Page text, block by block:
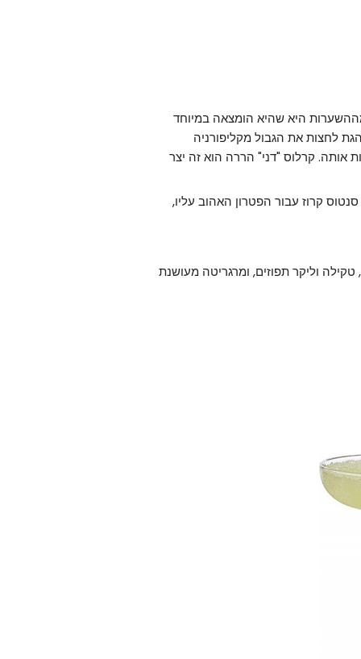
היא שהיא הומצאה במיוחד
לחצות את הגבול מקליפורניה
בארה"ב בשנות ה-1930, כדי לשתות אותה. קרלוס "דני" הררה הוא זה יצר
קרוז עבור הפטרון האהוב עליו,
וליקר תפוזים, ומרגריטה מעושנת